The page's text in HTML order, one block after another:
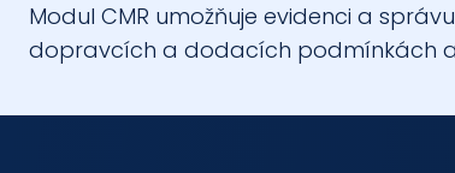
Modul CMR umožňuje evidenci a
dopravcích a dodacích podmínkách a